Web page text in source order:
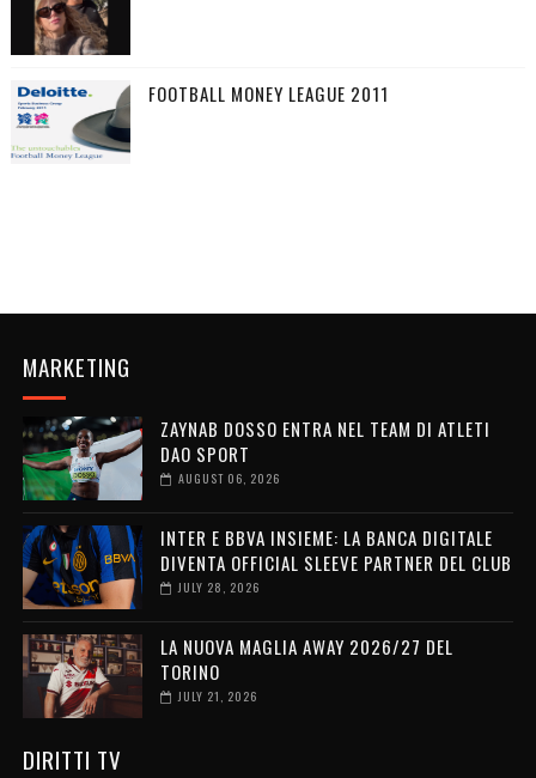
FOOTBALL MONEY LEAGUE 2011
MARKETING
ZAYNAB DOSSO ENTRA NEL TEAM DI ATLETI
DAO SPORT
AUGUST 06, 2026
INTER E BBVA INSIEME: LA BANCA DIGITALE
DIVENTA OFFICIAL SLEEVE PARTNER DEL CLUB
JULY 28, 2026
LA NUOVA MAGLIA AWAY 2026/27 DEL
TORINO
JULY 21, 2026
DIRITTI TV